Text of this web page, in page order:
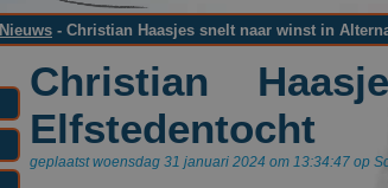
Nieuws - Christian Haasjes snelt naar winst in
Christian
Elfstedentocht
geplaatst woensdag 31 januari 2024 om 13:34:47 op